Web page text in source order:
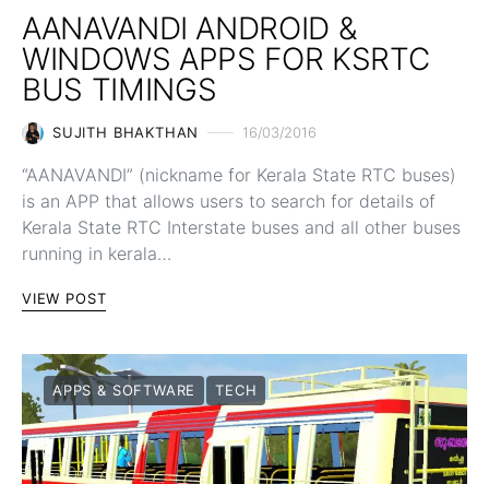
AANAVANDI ANDROID &
WINDOWS APPS FOR KSRTC
BUS TIMINGS
SUJITH BHAKTHAN 16/03/2016
“AANAVANDI” (nickname for Kerala State RTC buses)
is an APP that allows users to search for details of
Kerala State RTC Interstate buses and all other buses
running in kerala…
VIEW POST
APPS & SOFTWARE TECH